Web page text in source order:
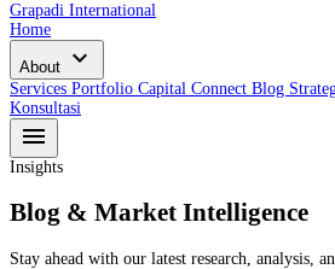
Grapadi International
Home
About expand_more
Services Portfolio Capital Connect Blog
Konsultasi
menu
Insights
Blog & Market Intelligence
Stay ahead with our latest research, analysis,